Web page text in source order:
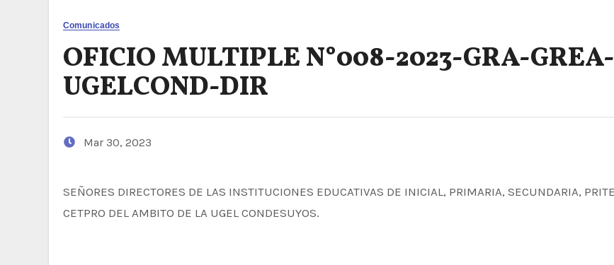
Comunicados
OFICIO MULTIPLE N°008-2023-GRA-GREA-
UGELCOND-DIR
Mar 30, 2023
SEÑORES DIRECTORES DE LAS INSTITUCIONES EDUCATIVAS DE INICIAL, PRIMARIA, SECUNDARIA, PRITE, CEBA Y
CETPRO DEL AMBITO DE LA UGEL CONDESUYOS.